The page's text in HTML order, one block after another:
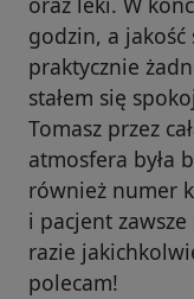
godzin, a
praktycznie
stałem się
Tomasz przez
atmosfera była
również numer
i pacjent
razie
polecam!